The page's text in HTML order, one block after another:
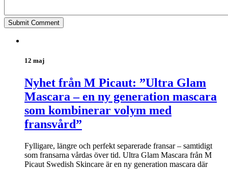
12 maj
Nyhet från M Picaut: ”Ultra Glam
Mascara – en ny generation mascara
som kombinerar volym med
fransvård”
Fylligare, längre och perfekt separerade fransar – samtidigt
som fransarna vårdas över tid. Ultra Glam Mascara från M
Picaut Swedish Skincare är en ny generation mascara där